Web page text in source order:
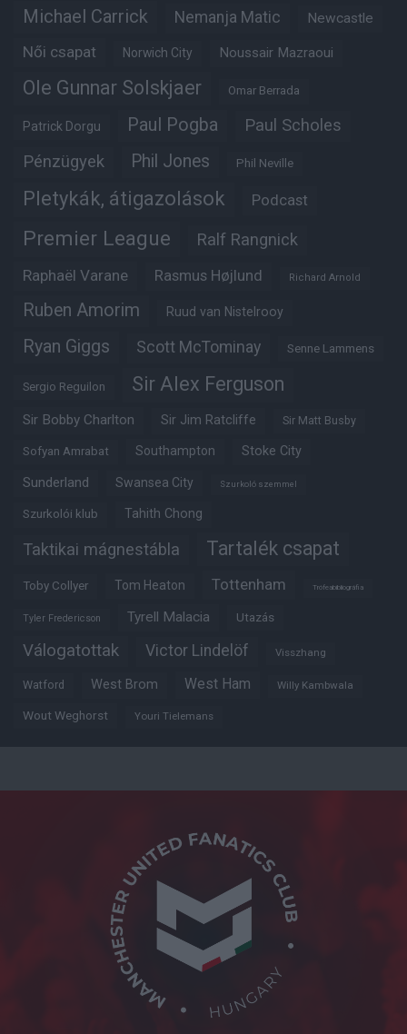
Michael Carrick Nemanja Matic Newcastle
Női csapat Norwich City Noussair Mazraoui
Ole Gunnar Solskjaer Omar Berrada
Patrick Dorgu Paul Pogba Paul Scholes
Pénzügyek Phil Jones Phil Neville
Pletykák, átigazolások Podcast
Premier League Ralf Rangnick
Raphaël Varane Rasmus Højlund Richard Arnold
Ruben Amorim Ruud van Nistelrooy
Ryan Giggs Scott McTominay Senne Lammens
Sergio Reguilon Sir Alex Ferguson
Sir Bobby Charlton Sir Jim Ratcliffe Sir Matt Busby
Sofyan Amrabat Southampton Stoke City
Sunderland Swansea City Szurkoló szemmel
Szurkolói klub Tahith Chong
Taktikai mágnestábla Tartalék csapat
Toby Collyer Tom Heaton Tottenham Trófeabibliográfia
Tyler Fredericson Tyrell Malacia Utazás
Válogatottak Victor Lindelöf Visszhang
Watford West Brom West Ham Willy Kambwala
Wout Weghorst Youri Tielemans